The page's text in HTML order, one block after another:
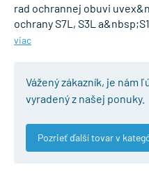
rad ochrannej obuvi
ochrany S7L, S3L
viac
Vážený zákazník, je nám
vyradený z našej ponuky.
Pozrieť ďalší tovar v